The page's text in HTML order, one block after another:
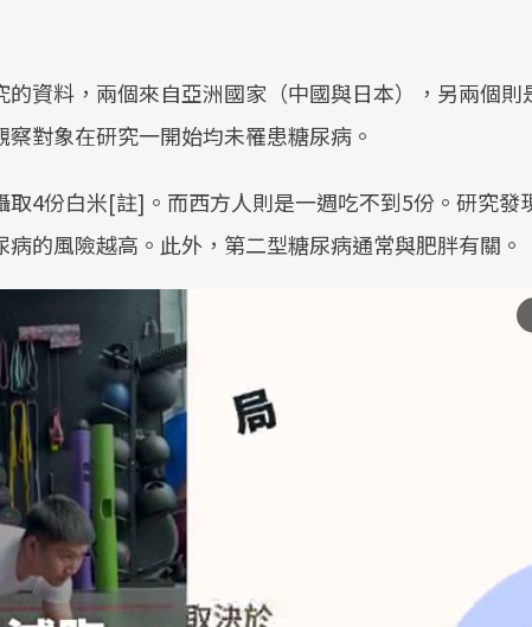
資料，兩個來自亞洲國家（中國與日本），另兩個則
察對象在研究一開始均未罹患糖尿病。
取4份白米[註]。而西方人則是一週吃不到5份。研究發
的風險越高。此外，第二型糖尿病通常與肥胖有關。
政策如「健康台灣推動委
照3.0」的推進，「預防醫
療院所的服務，更是民眾了
狀況、啟動健康管理的重要
全面啟動你的健康革命！
建立對亞健康的認知，進
改善行動。
化，知道該如何照顧自己。